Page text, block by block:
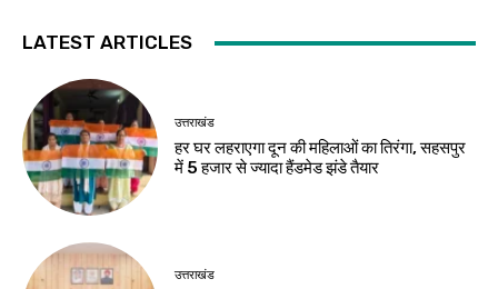
LATEST ARTICLES
उत्तराखंड
हर घर लहराएगा दून की महिलाओं का तिरंगा, सहसपुर
में 5 हजार से ज्यादा हैंडमेड झंडे तैयार
उत्तराखंड